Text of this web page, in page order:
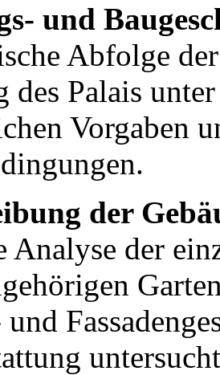
und
Abfolge
des Palais
Vorgaben
der
der